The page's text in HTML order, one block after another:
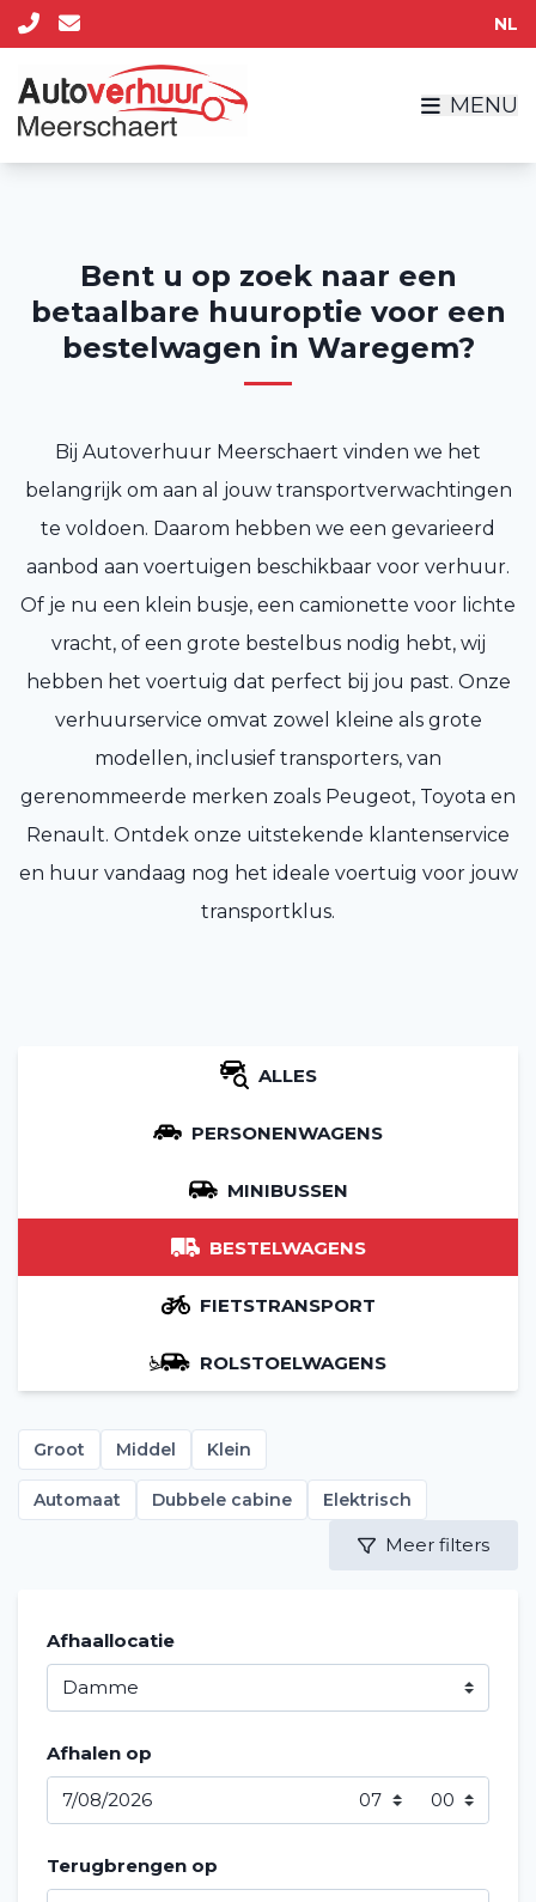
NL
MENU
Bent u op zoek naar een
betaalbare huuroptie voor een
bestelwagen in Waregem?
Bij Autoverhuur Meerschaert vinden we het
belangrijk om aan al jouw transportverwachtingen
te voldoen. Daarom hebben we een gevarieerd
aanbod aan voertuigen beschikbaar voor verhuur.
Of je nu een klein busje, een camionette voor lichte
vracht, of een grote bestelbus nodig hebt, wij
hebben het voertuig dat perfect bij jou past. Onze
verhuurservice omvat zowel kleine als grote
modellen, inclusief transporters, van
gerenommeerde merken zoals Peugeot, Toyota en
Renault. Ontdek onze uitstekende klantenservice
en huur vandaag nog het ideale voertuig voor jouw
transportklus.
ALLES
PERSONENWAGENS
MINIBUSSEN
BESTELWAGENS
FIETSTRANSPORT
ROLSTOELWAGENS
Groot Middel Klein
Automaat Dubbele cabine Elektrisch
Meer filters
Afhaallocatie
Afhalen op
Terugbrengen op